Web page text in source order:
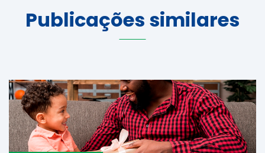
Publicações similares